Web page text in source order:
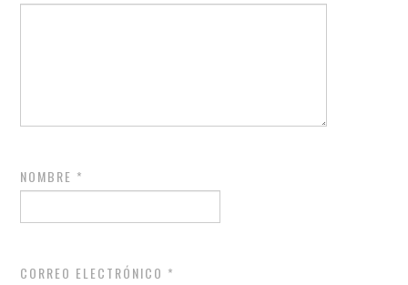
NOMBRE *
CORREO ELECTRÓNICO *